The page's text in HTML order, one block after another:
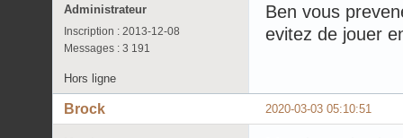
Administrateur
Inscription : 2013-12-08
Messages : 3 191
Ben vous
evitez de jouer
Hors ligne
2020-03-03 05:10:51
Brock